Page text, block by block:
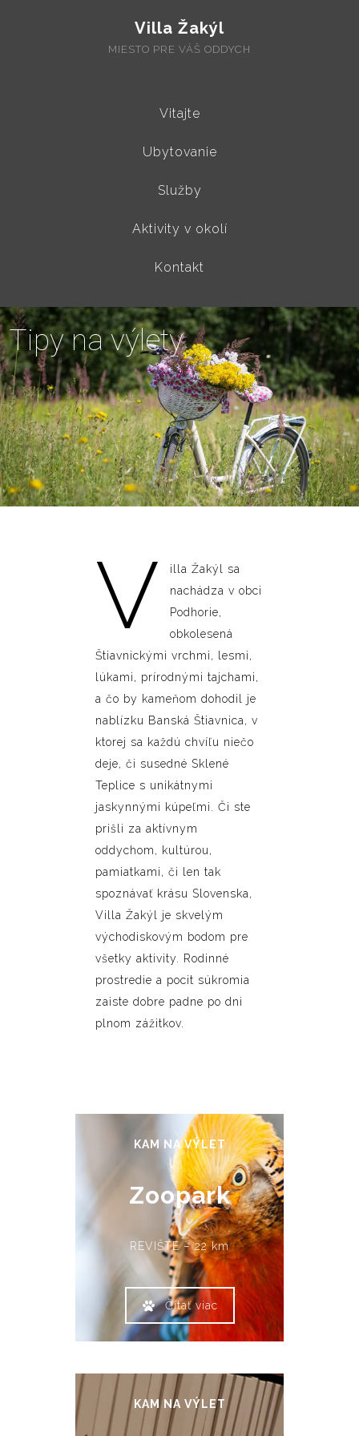
Villa Žakýl
MIESTO PRE VÁŠ ODDYCH
Vitajte
Ubytovanie
Služby
Aktivity v okolí
Kontakt
Tipy na výlety
V
illa Žakýl sa
nachádza v obci
Podhorie,
obkolesená
Štiavnickými vrchmi, lesmi,
lúkami, prírodnými tajchami,
a čo by kameňom dohodil je
nablízku Banská Štiavnica, v
ktorej sa každú chvíľu niečo
deje, či susedné Sklené
Teplice s unikátnymi
jaskynnými kúpeľmi. Či ste
prišli za aktívnym
oddychom, kultúrou,
pamiatkami, či len tak
spoznávať krásu Slovenska,
Villa Žakýl je skvelým
východiskovým bodom pre
všetky aktivity. Rodinné
prostredie a pocit súkromia
zaiste dobre padne po dni
plnom zážitkov.
KAM NA VÝLET
Zoopark
REVIŠTE – 22 km
Čítať viac
KAM NA VÝLET